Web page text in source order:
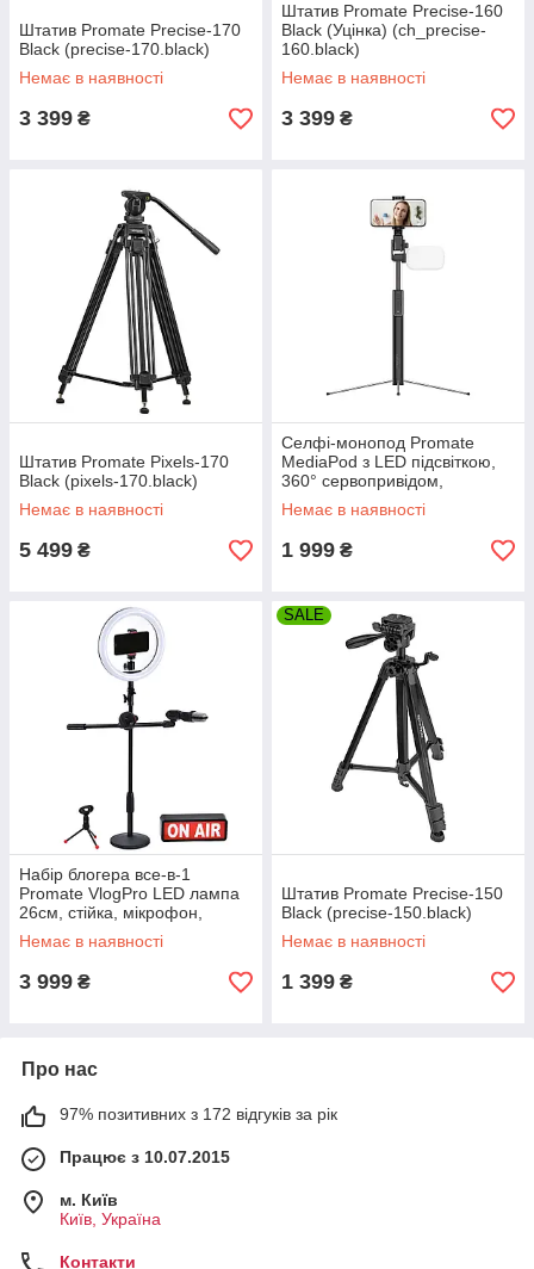
Штатив Promate Precise-170
Black (precise-170.black)
Немає в наявності
3 399 ₴
Штатив Promate Precise-160
Black (Уцінка) (ch_precise-
160.black)
Немає в наявності
3 399 ₴
Штатив Promate Pixels-170
Black (pixels-170.black)
Немає в наявності
5 499 ₴
Селфі-монопод Promate
MediaPod з LED підсвіткою,
360° сервопривідом,
висувною триногою та
Bluetooth пультом ДУ
Немає в наявності
1 999 ₴
Набір блогера все-в-1
Promate VlogPro LED лампа
26см, стійка, мікрофон,
лайтбокс, кріплення камери і
смартфона (vlogpro.black)
Немає в наявності
3 999 ₴
SALE
Штатив Promate Precise-150
Black (precise-150.black)
Немає в наявності
1 399 ₴
Про нас
97% позитивних з 172 відгуків за рік
Працює з 10.07.2015
м. Київ
Київ, Україна
Контакти